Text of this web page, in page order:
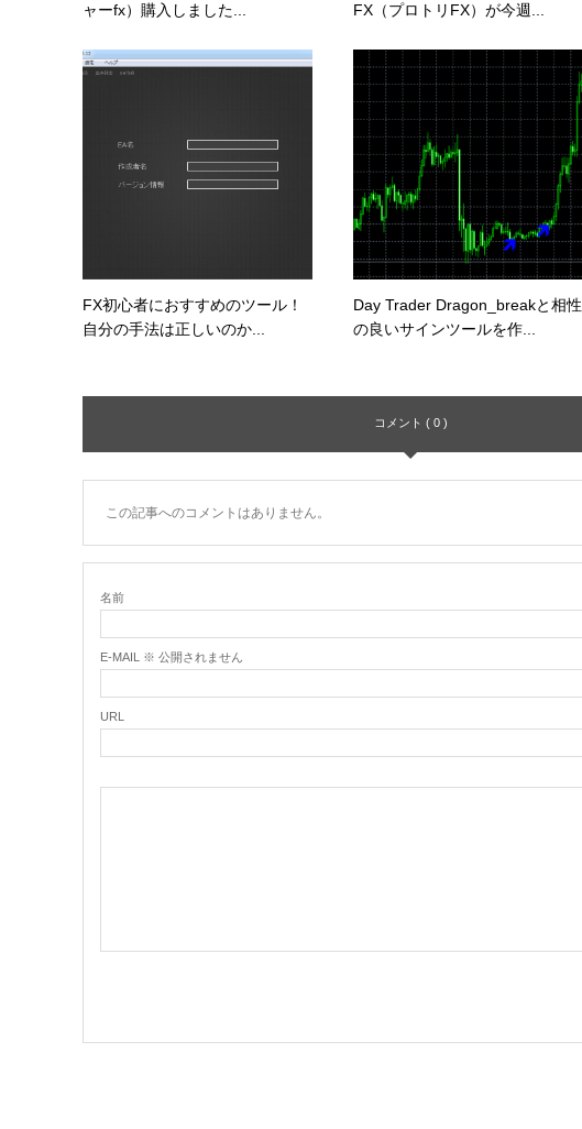
ャーfx）購入しました...
FX（プロトリFX）が今週...
FX初心者におすすめのツール！
自分の手法は正しいのか...
Day Trader Dragon_breakと相性
の良いサインツールを作...
コメント ( 0 )
この記事へのコメントはありません。
名前
E-MAIL ※ 公開されません
URL